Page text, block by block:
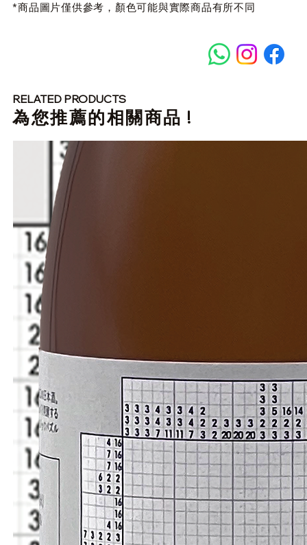
*商品圖片僅供參考，顏色可能與實際商品有所不同
RELATED PRODUCTS
​為您推薦的相關商品 !